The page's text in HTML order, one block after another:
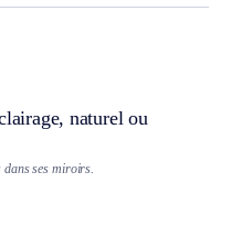
naturel ou
ses miroirs.